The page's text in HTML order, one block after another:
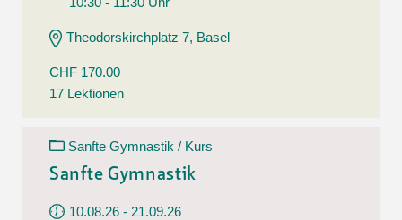
Theodorskirchplatz 7, Basel
CHF 170.00
17 Lektionen
Sanfte Gymnastik / Kurs
Sanfte Gymnastik
10.08.26 - 21.09.26